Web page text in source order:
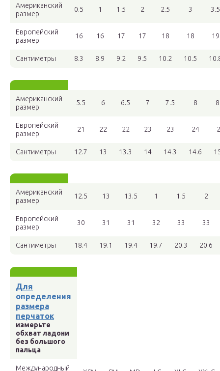
Американский
размер
0.5 1 1.5 2 2.5 3 3.5
Европейский
размер
16 16 17 17 18 18 19
Сантиметры 8.3 8.9 9.2 9.5 10.2 10.5
Американский
размер
5.5 6 6.5 7 7.5 8
Европейский
размер
21 22 22 23 23 24
Сантиметры 12.7 13 13.3 14 14.3 14.6
Американский
размер
12.5 13 13.5 1 1.5 2
Европейский
размер
30 31 31 32 33 33
Сантиметры 18.4 19.1 19.4 19.7 20.3 20.6
Для
определения
размера
перчаток
измерьте
обхват ладони
без большого
пальца
Международный